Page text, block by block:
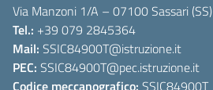
Via Manzoni 1/A – 07100 Sassari (SS)
Tel.: +39 079 2845364
Mail: SSIC84900T@istruzione.it
PEC: SSIC84900T@pec.istruzione.it
Codice meccanografico: SSIC84900T